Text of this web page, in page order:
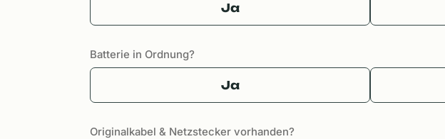
Ja
Batterie in Ordnung?
Ja
Originalkabel & Netzstecker vorhanden?